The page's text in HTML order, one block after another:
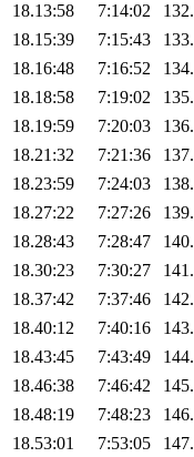
18.13:58
7:14:02 132.
18.15:39
7:15:43 133.
18.16:48
7:16:52 134.
18.18:58
7:19:02 135.
18.19:59
7:20:03 136.
18.21:32
7:21:36 137.
18.23:59
7:24:03 138.
18.27:22
7:27:26 139.
18.28:43
7:28:47 140.
18.30:23
7:30:27 141.
18.37:42
7:37:46 142.
18.40:12
7:40:16 143.
18.43:45
7:43:49 144.
18.46:38
7:46:42 145.
18.48:19
7:48:23 146.
18.53:01
7:53:05 147.